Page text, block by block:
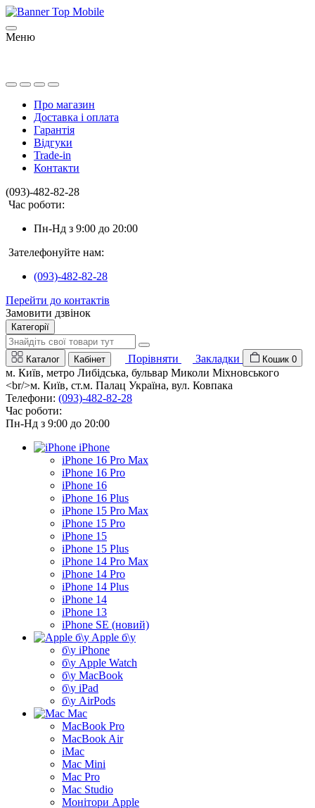
Меню
Про магазин
Доставка і оплата
Гарантія
Відгуки
Trade-in
Контакти
(093)-482-82-28
Час роботи:
Пн-Нд з 9:00 до 20:00
Зателефонуйте нам:
(093)-482-82-28
Перейти до контактів
Замовити дзвінок
Категорії
Каталог Кабінет Порівняти Закладки Кошик 0
м. Київ, метро Либідська, бульвар Миколи Міхновського
<br/>м. Київ, ст.м. Палац Україна, вул. Ковпака
Телефони: (093)-482-82-28
Час роботи:
Пн-Нд з 9:00 до 20:00
iPhone
iPhone 16 Pro Max
iPhone 16 Pro
iPhone 16
iPhone 16 Plus
iPhone 15 Pro Max
iPhone 15 Pro
iPhone 15
iPhone 15 Plus
iPhone 14 Pro Max
iPhone 14 Pro
iPhone 14 Plus
iPhone 14
iPhone 13
iPhone SE (новий)
Apple б\у
б\у iPhone
б\у Apple Watch
б\у MacBook
б\у iPad
б\у AirPods
Mac
MacBook Pro
MacBook Air
iMac
Mac Mini
Mac Pro
Mac Studio
Монітори Apple